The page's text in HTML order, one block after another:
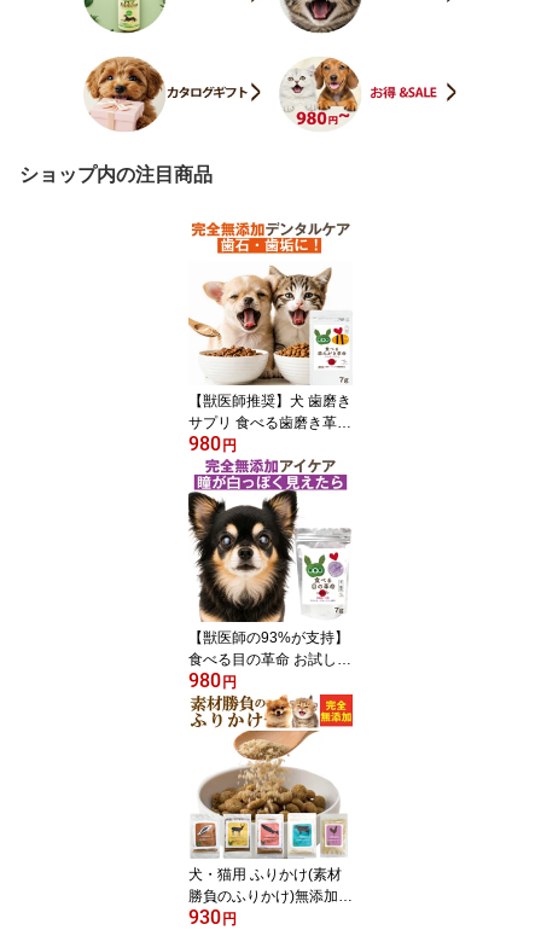
ショップ内の注目商品
【獣医師推奨】犬 歯磨き
サプリ 食べる歯磨き革命
5g 犬 口 臭い 歯石 猫 歯
磨き デンタルケア 歯垢
口腔ケア 無添加 歯磨き
粉
980 円
【獣医師の93%が支持】
食べる目の革命 お試し7
g 犬・猫の瞳の白さ・濁
り・目やにが気になる子
に ご飯にかけるだけの完
全無添加 粉末 アイケア
サプリ マキベリー・ルテ
イン・アスタキサンチン
(旧商品名 食べる目薬革
命)
980 円
犬・猫用 ふりかけ(素材
勝負のふりかけ)無添加
国産 ・チーズ・ささみ・
930 円